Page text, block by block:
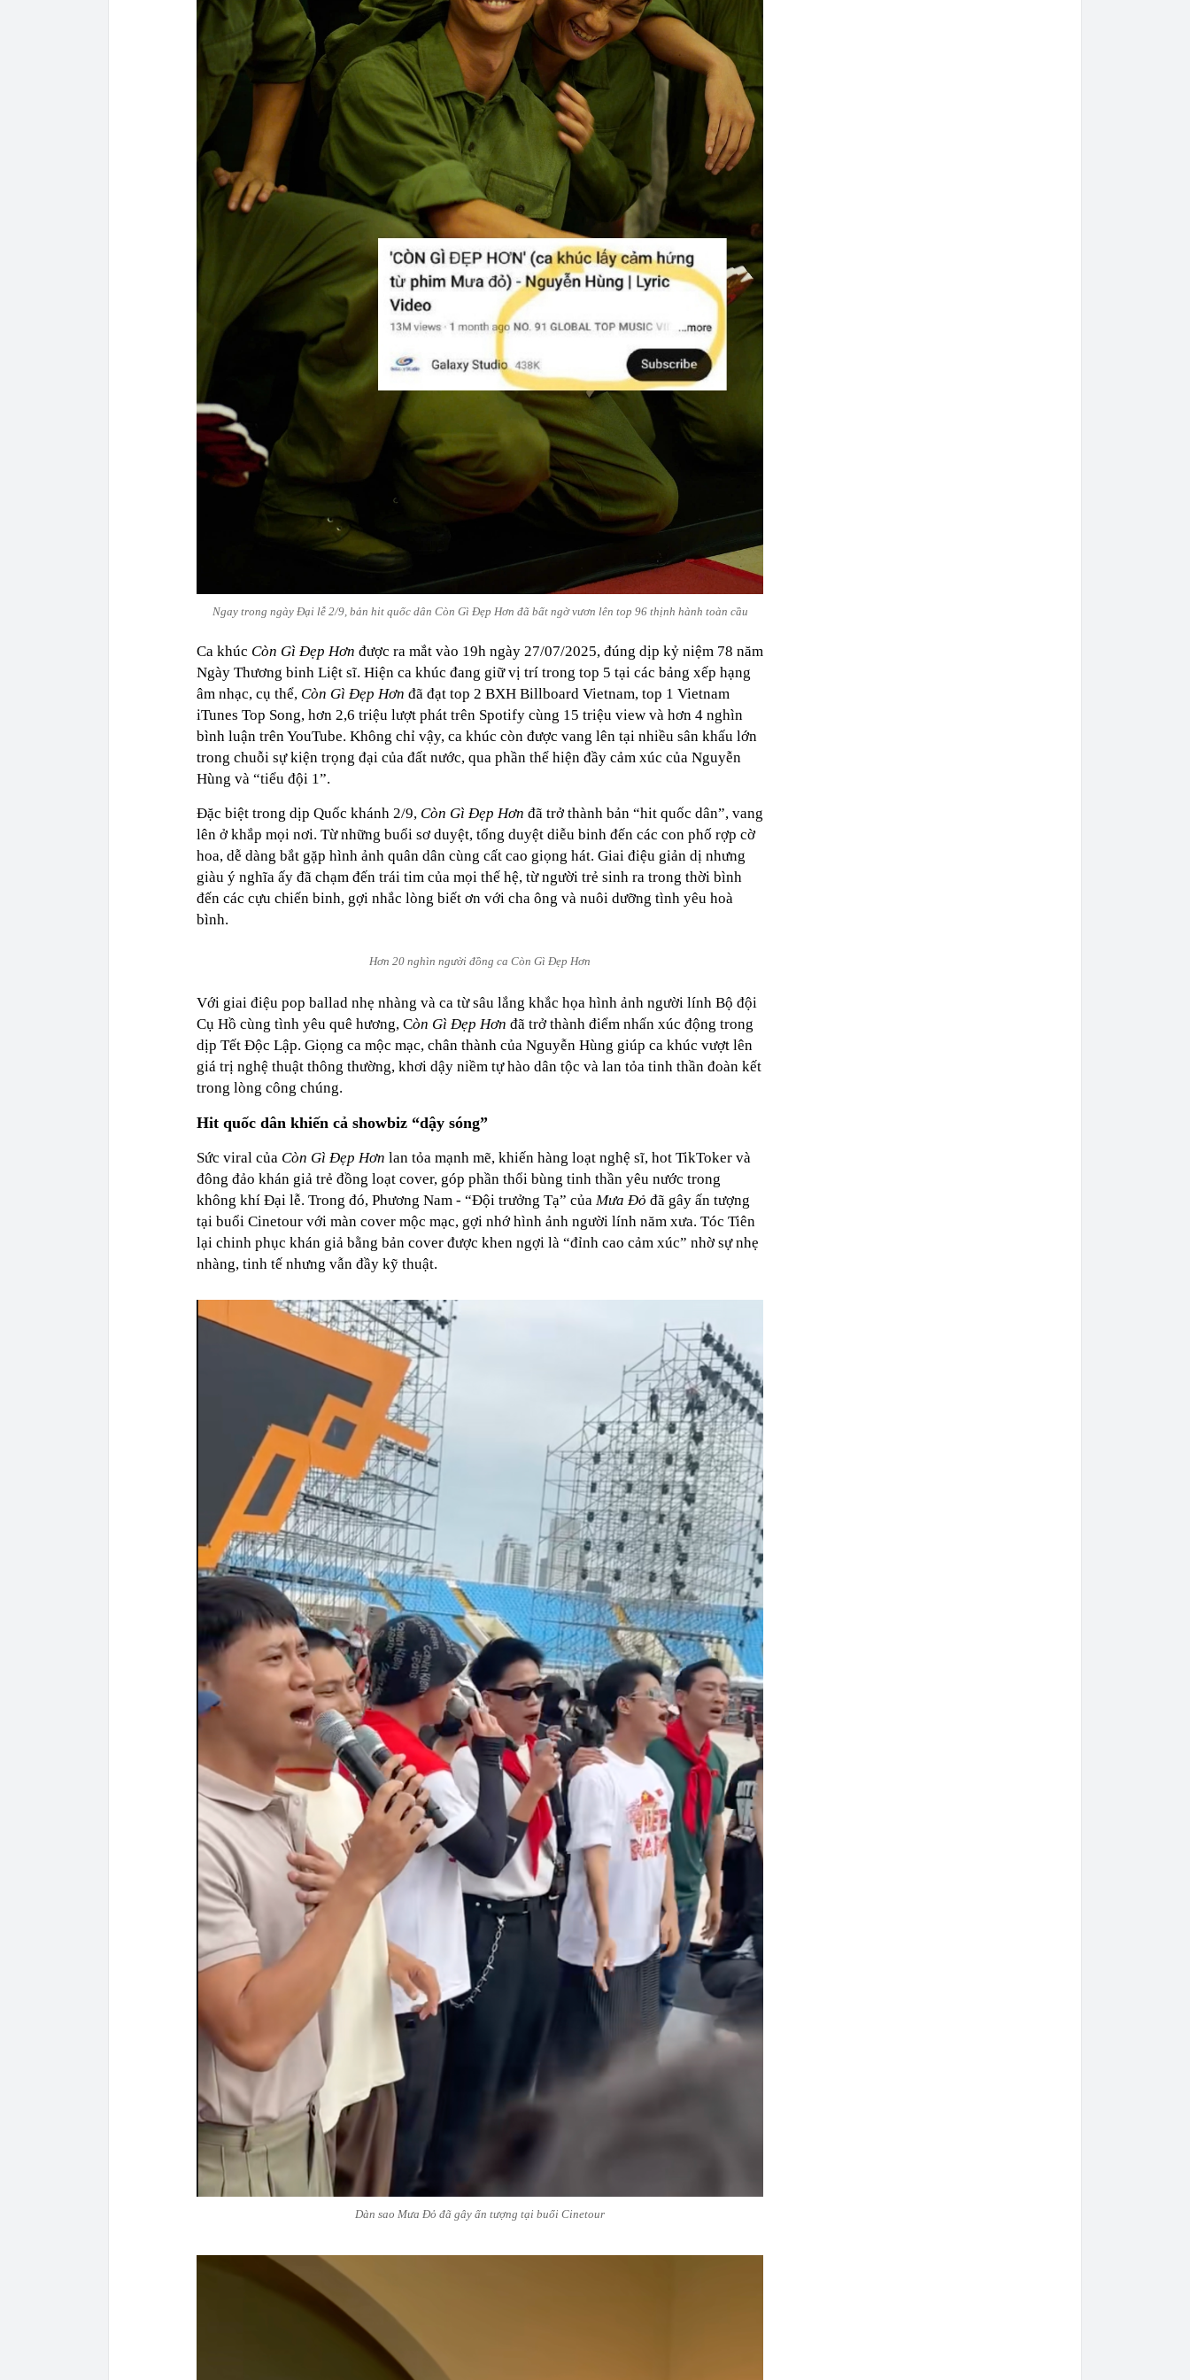
Ngay trong ngày Đại lễ 2/9, bản hit quốc dân Còn Gì Đẹp Hơn đã bất ngờ vươn lên top 96 thịnh hành toàn cầu
Ca khúc Còn Gì Đẹp Hơn được ra mắt vào 19h ngày 27/07/2025, đúng dịp kỷ niệm 78 năm
Ngày Thương binh Liệt sĩ. Hiện ca khúc đang giữ vị trí trong top 5 tại các bảng xếp hạng
âm nhạc, cụ thể, Còn Gì Đẹp Hơn đã đạt top 2 BXH Billboard Vietnam, top 1 Vietnam
iTunes Top Song, hơn 2,6 triệu lượt phát trên Spotify cùng 15 triệu view và hơn 4 nghìn
bình luận trên YouTube. Không chỉ vậy, ca khúc còn được vang lên tại nhiều sân khấu lớn
trong chuỗi sự kiện trọng đại của đất nước, qua phần thể hiện đầy cảm xúc của Nguyễn
Hùng và “tiểu đội 1”.
Đặc biệt trong dịp Quốc khánh 2/9, Còn Gì Đẹp Hơn đã trở thành bản “hit quốc dân”, vang
lên ở khắp mọi nơi. Từ những buổi sơ duyệt, tổng duyệt diễu binh đến các con phố rợp cờ
hoa, dễ dàng bắt gặp hình ảnh quân dân cùng cất cao giọng hát. Giai điệu giản dị nhưng
giàu ý nghĩa ấy đã chạm đến trái tim của mọi thế hệ, từ người trẻ sinh ra trong thời bình
đến các cựu chiến binh, gợi nhắc lòng biết ơn với cha ông và nuôi dưỡng tình yêu hoà
bình.
Hơn 20 nghìn người đồng ca Còn Gì Đẹp Hơn
Với giai điệu pop ballad nhẹ nhàng và ca từ sâu lắng khắc họa hình ảnh người lính Bộ đội
Cụ Hồ cùng tình yêu quê hương, Còn Gì Đẹp Hơn đã trở thành điểm nhấn xúc động trong
dịp Tết Độc Lập. Giọng ca mộc mạc, chân thành của Nguyễn Hùng giúp ca khúc vượt lên
giá trị nghệ thuật thông thường, khơi dậy niềm tự hào dân tộc và lan tỏa tinh thần đoàn kết
trong lòng công chúng.
Hit quốc dân khiến cả showbiz “dậy sóng”
Sức viral của Còn Gì Đẹp Hơn lan tỏa mạnh mẽ, khiến hàng loạt nghệ sĩ, hot TikToker và
đông đảo khán giả trẻ đồng loạt cover, góp phần thổi bùng tinh thần yêu nước trong
không khí Đại lễ. Trong đó, Phương Nam - “Đội trưởng Tạ” của Mưa Đỏ đã gây ấn tượng
tại buổi Cinetour với màn cover mộc mạc, gợi nhớ hình ảnh người lính năm xưa. Tóc Tiên
lại chinh phục khán giả bằng bản cover được khen ngợi là “đỉnh cao cảm xúc” nhờ sự nhẹ
nhàng, tinh tế nhưng vẫn đầy kỹ thuật.
Dàn sao Mưa Đỏ đã gây ấn tượng tại buổi Cinetour